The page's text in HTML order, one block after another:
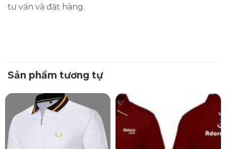
tư vấn và đặt hàng.
Sản phẩm tương tự